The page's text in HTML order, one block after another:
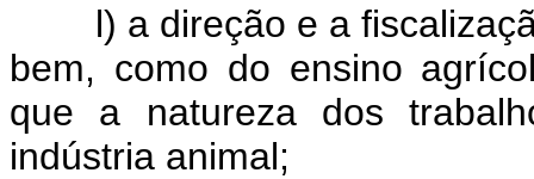
l) a direção e a
bem, como do ensino
que a natureza dos
indústria animal;